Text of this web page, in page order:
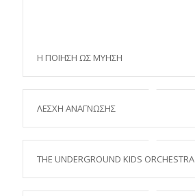
Η ΠΟΙΗΣΗ ΩΣ ΜΥΗΣΗ
ΛΕΣΧΗ ΑΝΑΓΝΩΣΗΣ
THE UNDERGROUND KIDS ORCHESTRA